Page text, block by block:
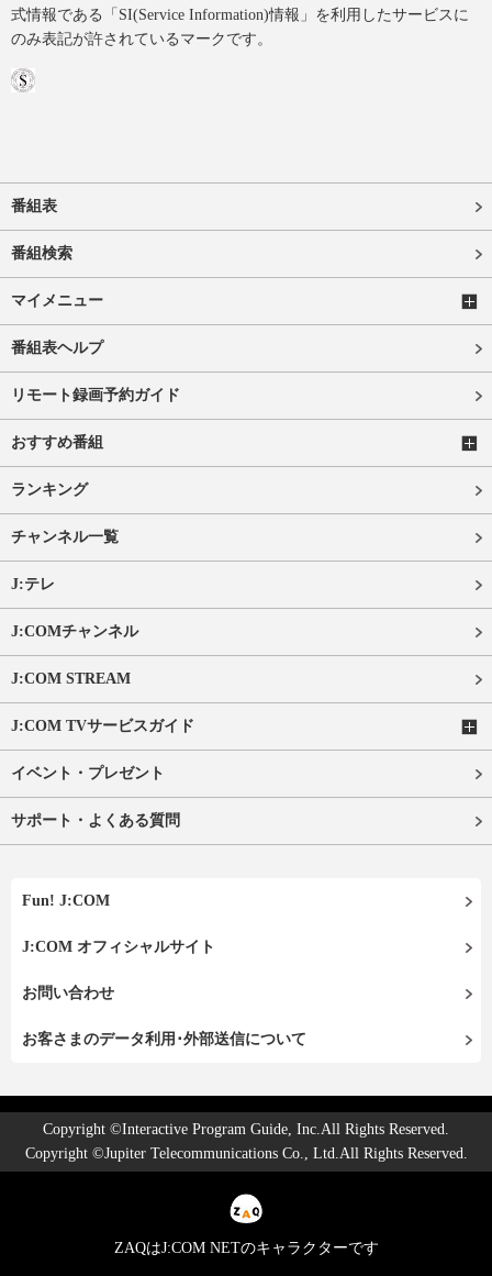
式情報である「SI(Service Information)情報」を利用したサービスに
のみ表記が許されているマークです。
番組表
番組検索
マイメニュー
番組表ヘルプ
リモート録画予約ガイド
おすすめ番組
ランキング
チャンネル一覧
J:テレ
J:COMチャンネル
J:COM STREAM
J:COM TVサービスガイド
イベント・プレゼント
サポート・よくある質問
Fun! J:COM
J:COM オフィシャルサイト
お問い合わせ
お客さまのデータ利用･外部送信について
Copyright ©Interactive Program Guide, Inc.All Rights Reserved.
Copyright ©Jupiter Telecommunications Co., Ltd.All Rights Reserved.
ZAQはJ:COM NETのキャラクターです